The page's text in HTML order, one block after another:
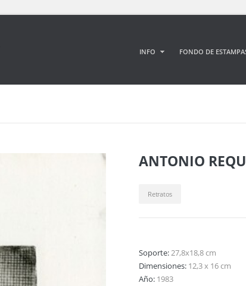
INFO FONDO DE
ANTONIO
Retratos
Soporte:27,8x18,8 cm
Dimensiones: 12,3 x 16 cm
Año: 1983